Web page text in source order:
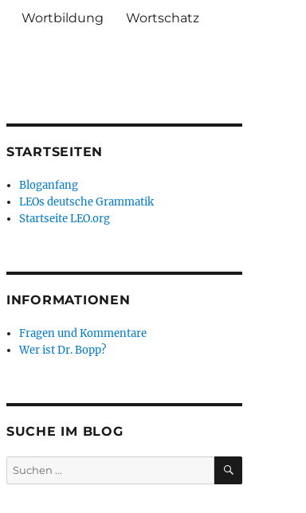
Wortbildung Wortschatz
STARTSEITEN
Bloganfang
LEOs deutsche Grammatik
Startseite LEO.org
INFORMATIONEN
Fragen und Kommentare
Wer ist Dr. Bopp?
SUCHE IM BLOG
Suchen
nach:
SUCHEN